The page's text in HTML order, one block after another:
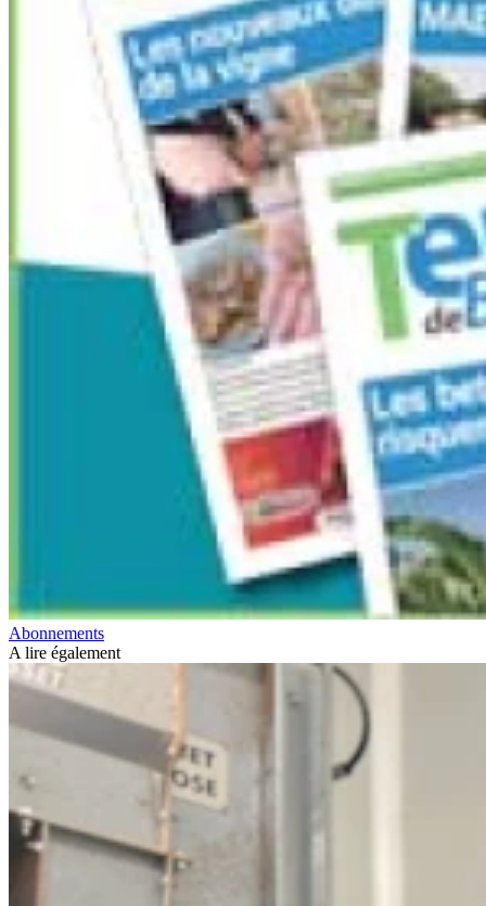
Abonnements
A lire également